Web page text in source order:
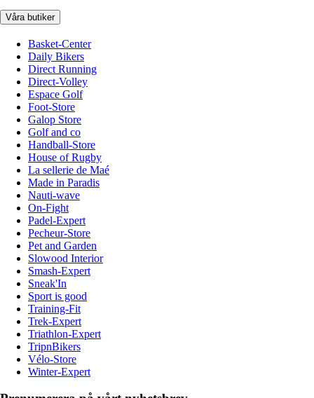
Våra butiker
Basket-Center
Daily Bikers
Direct Running
Direct-Volley
Espace Golf
Foot-Store
Galop Store
Golf and co
Handball-Store
House of Rugby
La sellerie de Maé
Made in Paradis
Nauti-wave
On-Fight
Padel-Expert
Pecheur-Store
Pet and Garden
Slowood Interior
Smash-Expert
Sneak'In
Sport is good
Training-Fit
Trek-Expert
Triathlon-Expert
TripnBikers
Vélo-Store
Winter-Expert